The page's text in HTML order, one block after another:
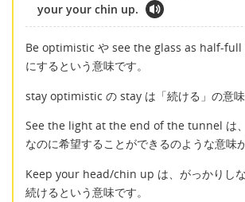
your your chin up.
Be optimistic や see the glass as half-full
にするという意味です。
stay optimistic の stay は「続ける」の意味
See the light at the end of the tunnel は
なのに希望することができるのような意味
Keep your head/chin up は、がっかりし
続けるという意味です。